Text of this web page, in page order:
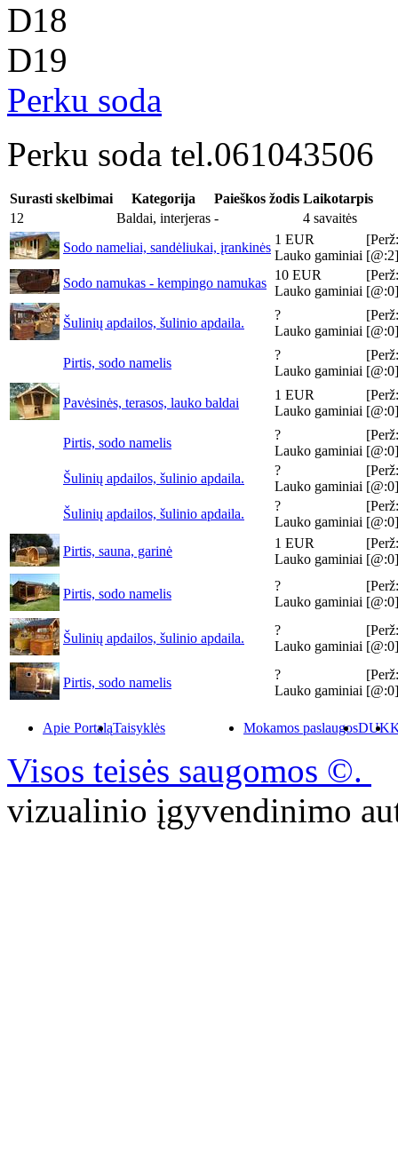
D18
D19
Perku soda
Perku soda tel.061043506
Surasti skelbimai Kategorija Paieškos žodis Laikotarpis
12
Baldai, interjeras -
4 savaitės
Sodo nameliai, sandėliukai, įrankinės
1 EUR
Lauko gaminiai [@:2]
Sodo namukas - kempingo namukas
10 EUR
Lauko gaminiai [@:0]
Šulinių apdailos, šulinio apdaila.
?
Lauko gaminiai [@:0]
Pirtis, sodo namelis
?
Lauko gaminiai [@:0]
Pavėsinės, terasos, lauko baldai
1 EUR
Lauko gaminiai [@:0]
Pirtis, sodo namelis
?
Lauko gaminiai [@:0]
Šulinių apdailos, šulinio apdaila.
?
Lauko gaminiai [@:0]
Šulinių apdailos, šulinio apdaila.
?
Lauko gaminiai [@:0]
Pirtis, sauna, garinė
1 EUR
Lauko gaminiai [@:0]
Pirtis, sodo namelis
?
Lauko gaminiai [@:0]
Šulinių apdailos, šulinio apdaila.
?
Lauko gaminiai [@:0]
Pirtis, sodo namelis
?
Lauko gaminiai [@:0]
Apie PortaląTaisyklės Mokamos paslaugosDUK
Visos teisės saugomos ©.
vizualinio įgyvendinimo